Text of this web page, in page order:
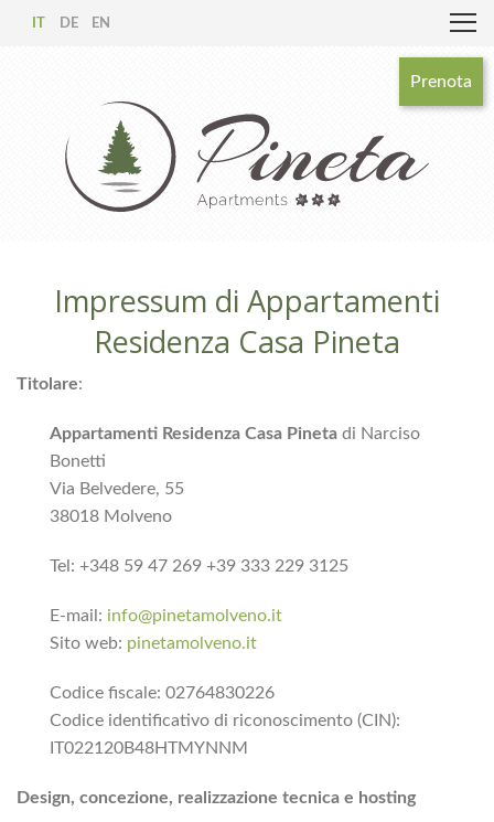
IT DE EN
Prenota
Impressum di Appartamenti
Residenza Casa Pineta
Titolare:
Appartamenti Residenza Casa Pineta di Narciso
Bonetti
Via Belvedere, 55
38018 Molveno
Tel: +348 59 47 269 +39 333 229 3125
E-mail: info@pinetamolveno.it
Sito web: pinetamolveno.it
Codice fiscale: 02764830226
Codice identificativo di riconoscimento (CIN):
IT022120B48HTMYNNM
Design, concezione, realizzazione tecnica e hosting